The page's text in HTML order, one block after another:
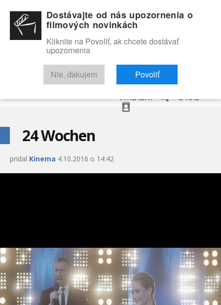
RECENZIE TRAILERY FILMOVÁ DATABÁZA
VYHĽADAŤ O NÁS
24 Wochen
pridal Kinema 4.10.2016 o 14:42
Dostávajte od nás upozornenia o
filmových novinkách
Kliknite na Povoliť, ak chcete dostávať
upozornenia
Nie, ďakujem Povoliť